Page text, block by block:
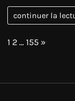
continuer la
Page:
1 2…155 Next
»